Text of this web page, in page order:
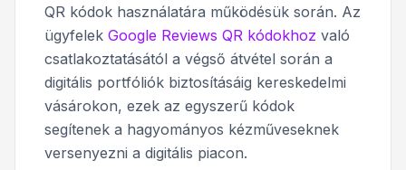
QR kódok használatára működésük során. Az
ügyfelek Google Reviews QR kódokhoz való
csatlakoztatásától a végső átvétel során a
digitális portfóliók biztosításáig kereskedelmi
vásárokon, ezek az egyszerű kódok
segítenek a hagyományos kézműveseknek
versenyezni a digitális piacon.